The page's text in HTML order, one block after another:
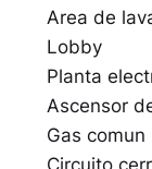
Area de
Lobby
Planta
Ascensor
Gas comun
Circuito